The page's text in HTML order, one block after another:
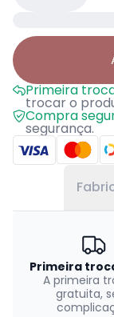
Primeira
trocar o
Compra
segurança.
Primeira
A primeira
gratuita,